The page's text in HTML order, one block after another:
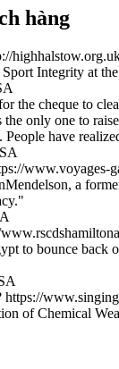
hàng
Integrity at
the cheque to
only one to
have
www.voyages-
a
to bounce back
of Chemical